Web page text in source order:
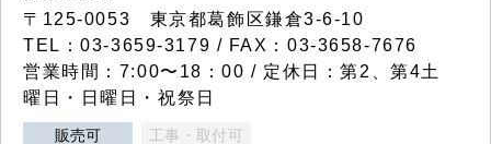
〒125-0053 東京都葛飾区鎌倉3-6-10
TEL：03-3659-3179 / FAX：03-3658-7676
営業時間：7:00〜18：00 / 定休日：第2、第4土
曜日・日曜日・祝祭日
販売可 工事・取付可